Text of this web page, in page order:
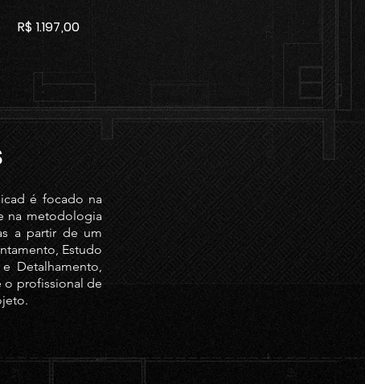
R$ 1.197,00
é focado na
na metodologia
a partir de um
Estudo
Detalhamento,
o profissional de